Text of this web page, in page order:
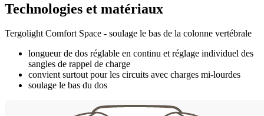
Technologies et matériaux
Tergolight Comfort Space - soulage le bas de la colonne vertébrale
longueur de dos réglable en continu et réglage individuel des
sangles de rappel de charge
convient surtout pour les circuits avec charges mi-lourdes
soulage le bas du dos